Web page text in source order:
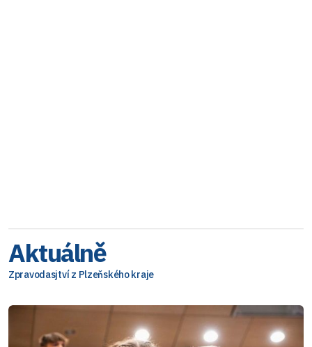
Aktuálně
Zpravodasjtví z Plzeňského kraje